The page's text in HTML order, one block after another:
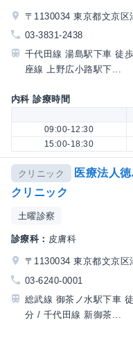
〒1130034 東京都文京
03-3831-2438
千代田線 湯島駅下車 徒
座線 上野広小路駅下...
内科 診療時間
09:00-12:30
15:00-18:30
クリニック
医療法人
クリニック
土曜診察
診療科： 皮膚科
〒1130034 東京都文京
03-6240-0001
総武線 御茶ノ水駅下車
分 / 千代田線 新御茶...